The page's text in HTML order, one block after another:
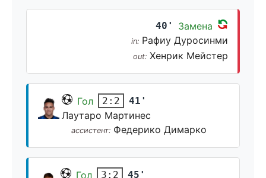
40' Замена
in: Рафиу Дуросинми
out: Хенрик Мейстер
Гол 2:2 41'
Лаутаро Мартинес
ассистент: Федерико Димарко
Гол 3:2 45'